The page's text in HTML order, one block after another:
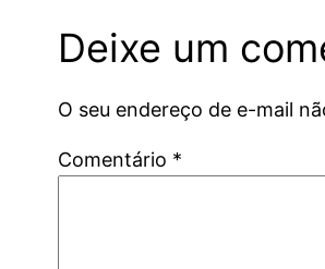
Deixe um
O seu endereço de e-mail
Comentário *